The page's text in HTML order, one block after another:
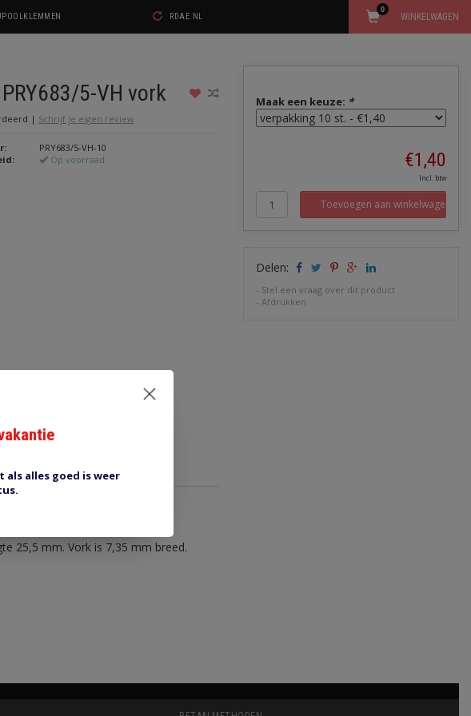
RDAE.NL WINKELWAGEN
0
5-VH vork
| Schrijf je eigen review
PRY683/5-VH-10
Op voorraad
(0)
25,5 mm. Vork is 7,35 mm breed.
Maak een keuze: *
€1,40
Incl. btw
Toevoegen aan winkelwagen
Delen:
- Stel een vraag over dit product
-Afdrukken
alles goed is weer